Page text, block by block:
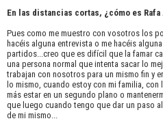
En las distancias cortas, ¿cómo es Rafa
Pues como me muestro con vosotros los
hacéis alguna entrevista o me hacéis
partidos...creo que es difícil que la famar
una persona normal que intenta sacar lo
trabajan con nosotros para un mismo fin y
lo mismo, cuando estoy con mi familia,
más estar en un segundo plano o
que luego cuando tengo que dar un paso
de mi mismo...